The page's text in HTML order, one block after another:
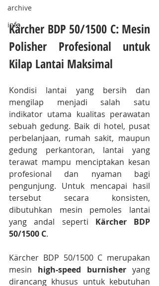
archive
info
Kärcher BDP 50/1500 C: Mesin
Polisher Profesional untuk
Kilap Lantai Maksimal
Kondisi lantai yang bersih dan
mengilap menjadi salah satu
indikator utama kualitas perawatan
sebuah gedung. Baik di hotel, pusat
perbelanjaan, rumah sakit, maupun
gedung perkantoran, lantai yang
terawat mampu menciptakan kesan
profesional dan nyaman bagi
pengunjung. Untuk mencapai hasil
tersebut secara konsisten,
dibutuhkan mesin pemoles lantai
yang andal seperti Kärcher BDP
50/1500 C.
Kärcher BDP 50/1500 C merupakan
mesin high-speed burnisher yang
dirancang khusus untuk kebutuhan